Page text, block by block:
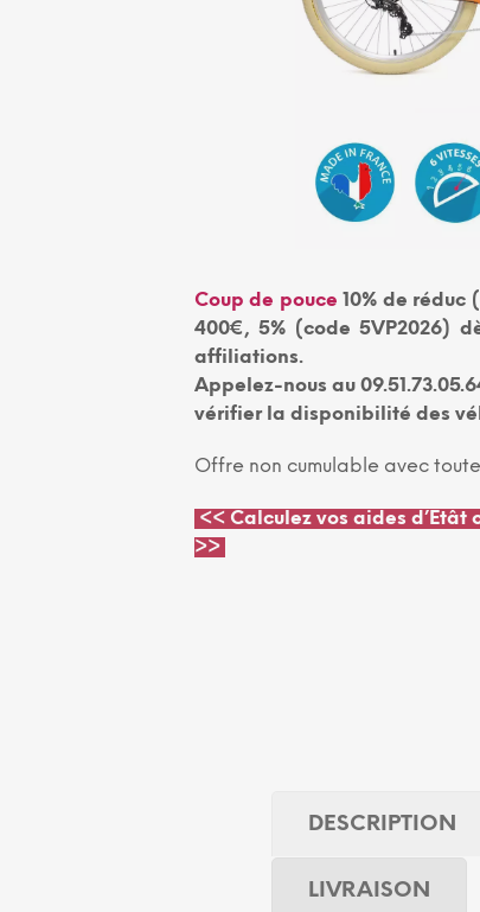
Coup de pouce 10% de réduc
400€, 5% (code 5VP2026)
affiliations.
Appelez-nous au
vérifier la disponibilité des
Offre non cumulable avec
<< Calculez vos aides d’Etât
>>
DESCRIPTION
LIVRAISON